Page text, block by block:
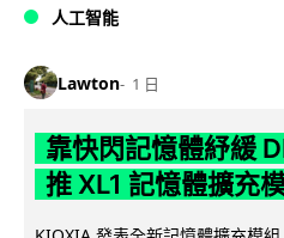
人工智能
Lawton 1 日
靠快閃記憶體紓緩
推 XL1 記憶體擴充